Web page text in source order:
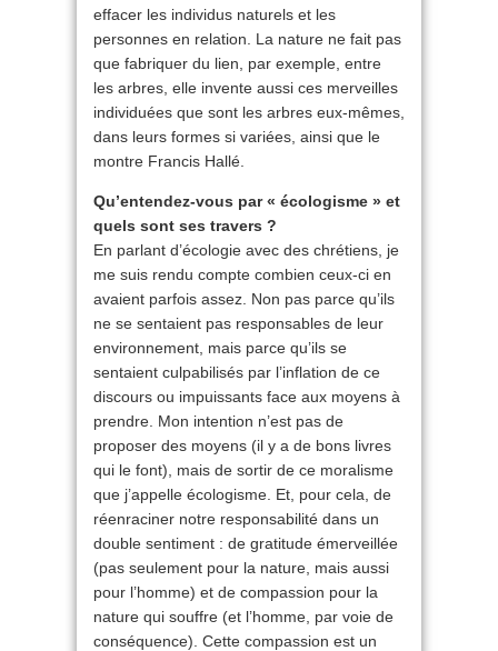
effacer les individus naturels et les
personnes en relation. La nature ne fait pas
que fabriquer du lien, par exemple, entre
les arbres, elle invente aussi ces merveilles
individuées que sont les arbres eux-mêmes,
dans leurs formes si variées, ainsi que le
montre Francis Hallé.
Qu’entendez-vous par « écologisme » et
quels sont ses travers ?
En parlant d’écologie avec des chrétiens, je
me suis rendu compte combien ceux-ci en
avaient parfois assez. Non pas parce qu’ils
ne se sentaient pas responsables de leur
environnement, mais parce qu’ils se
sentaient culpabilisés par l’inflation de ce
discours ou impuissants face aux moyens à
prendre. Mon intention n’est pas de
proposer des moyens (il y a de bons livres
qui le font), mais de sortir de ce moralisme
que j’appelle écologisme. Et, pour cela, de
réenraciner notre responsabilité dans un
double sentiment : de gratitude émerveillée
(pas seulement pour la nature, mais aussi
pour l’homme) et de compassion pour la
nature qui souffre (et l’homme, par voie de
conséquence). Cette compassion est un